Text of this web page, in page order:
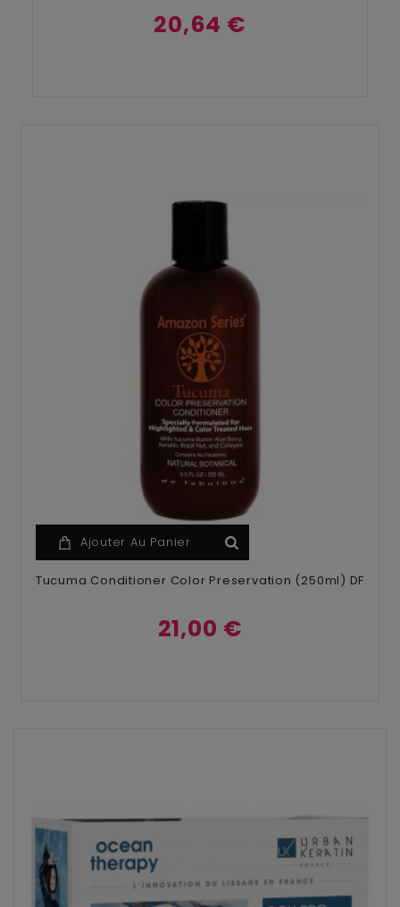
20,64 €
Ajouter Au Panier
Tucuma Conditioner Color Preservation (250ml) DF
21,00 €